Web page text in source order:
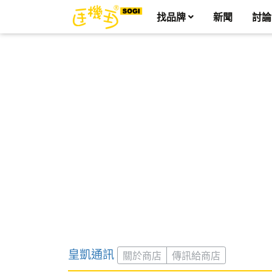
找品牌 新聞 討論
皇凱通訊 關於商店 傳訊給商店